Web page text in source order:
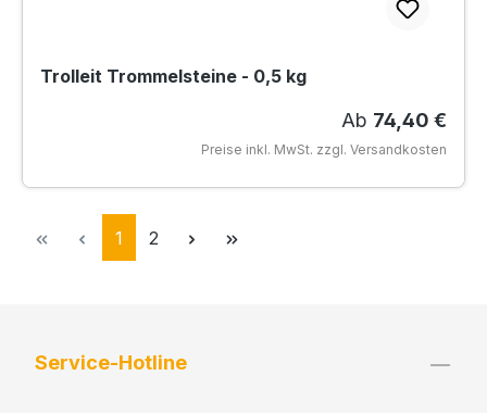
Trolleit Trommelsteine - 0,5 kg
Regulärer
Ab 74,40 €
Preise inkl. MwSt. zzgl. Versandkosten
Seite
1 Seite
2
Service-Hotline